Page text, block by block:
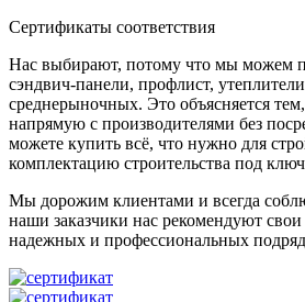
Сертификаты соответствия
Нас выбирают, потому что мы можем
сэндвич-панели, профлист,
среднерыночных. Это объясняется
напрямую с производителями без
можете купить всё, что нужно для
комплектацию строительства под
Мы дорожим клиентами и всегда
наши заказчики нас рекомендуют
надежных и профессиональных